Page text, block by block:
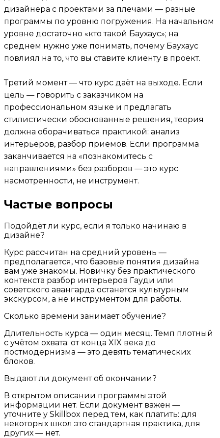
дизайнера с проектами за плечами — разные
программы по уровню погружения. На начальном
уровне достаточно «кто такой Баухаус»; на
среднем нужно уже понимать, почему Баухаус
повлиял на то, что вы ставите клиенту в проект.
Третий момент — что курс даёт на выходе. Если
цель — говорить с заказчиком на
профессиональном языке и предлагать
стилистически обоснованные решения, теория
должна оборачиваться практикой: анализ
интерьеров, разбор приёмов. Если программа
заканчивается на «познакомитесь с
направлениями» без разборов — это курс
насмотренности, не инструмент.
Частые вопросы
Подойдёт ли курс, если я только начинаю в
дизайне?
Курс рассчитан на средний уровень —
предполагается, что базовые понятия дизайна
вам уже знакомы. Новичку без практического
контекста разбор интерьеров Гауди или
советского авангарда останется культурным
экскурсом, а не инструментом для работы.
Сколько времени занимает обучение?
Длительность курса — один месяц. Темп плотный
с учётом охвата: от конца XIX века до
постмодернизма — это девять тематических
блоков.
Выдают ли документ об окончании?
В открытом описании программы этой
информации нет. Если документ важен —
уточните у Skillbox перед тем, как платить: для
некоторых школ это стандартная практика, для
других — нет.